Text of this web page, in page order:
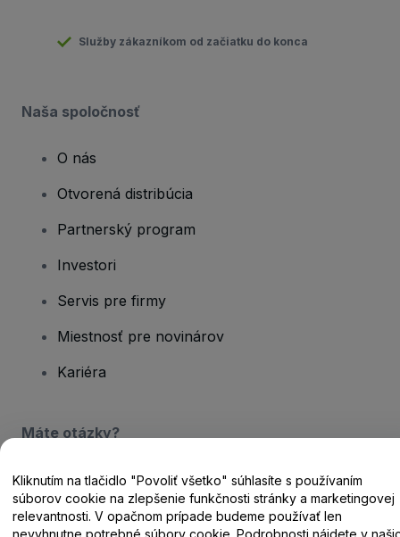
Služby zákazníkom od začiatku do konca
Naša spoločnosť
O nás
Otvorená distribúcia
Partnerský program
Investori
Servis pre firmy
Miestnosť pre novinárov
Kariéra
Máte otázky?
Centrum pomoci / Kontaktujte nás
Kliknutím na tlačidlo "Povoliť všetko" súhlasíte s používaním
súborov cookie na zlepšenie funkčnosti stránky a marketingovej
relevantnosti. V opačnom prípade budeme používať len
nevyhnutne potrebné súbory cookie. Podrobnosti nájdete v